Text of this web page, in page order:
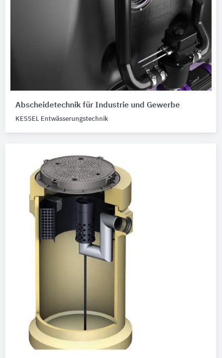
Abscheidetechnik für Industrie und Gewerbe
KESSEL Entwässerungstechnik